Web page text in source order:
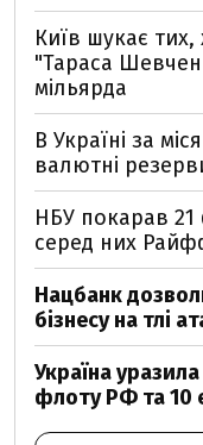
Київ шукає
"Тараса
мільярда
В Україні за
валютні
НБУ покарав 21
серед них
Нацбанк
бізнесу на тлі
Україна
флоту РФ та 10